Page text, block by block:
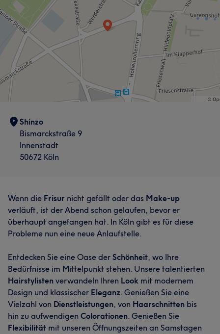
besondere Anlässe hatten. Der Salon richtet sich an eine
vielfältige Zielgruppe und ist bekannt für modernen Stil
und eine freundliche, persönliche Betreuung. Sinem wird
in Kundenbewertungen oft für ihre Professionalität,
Kreativität und freundliche Art gelobt
Services
Gesicht Haarentfernung
Portfolio
Shinzo
Bismarckstraße 9
Innenstadt
50672 Köln
Wenn die Frisur nicht gefällt oder das Make-up
verläuft, ist der Abend schon gelaufen, bevor er
überhaupt angefangen hat. In Köln gibt es für diese
Probleme nun eine neue Anlaufstelle.
Entdecken Sie eine Oase der Schönheit, wo Ihre
Bedürfnisse im Mittelpunkt stehen. Unsere talentierten
Hairstylisten verwandeln Ihren Look mit modernem
Design und klassischer Eleganz. Genießen Sie eine
Vielzahl von Dienstleistungen, von Haarschnitten bis
hin zu aufwendigen Colorationen. Genießen Sie
Flexibilität mit unseren Öffnungszeiten an Samstagen